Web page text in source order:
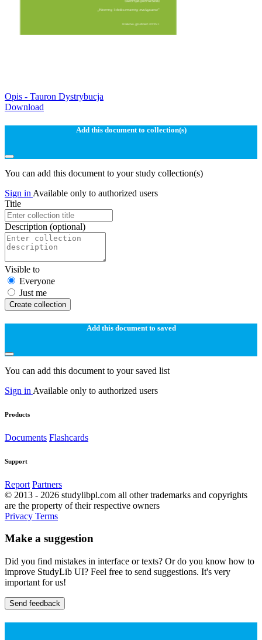
Opis - Tauron Dystrybucja
Download
Add this document to collection(s)
You can add this document to your study collection(s)
Sign in Available only to authorized users
Title
Description (optional)
Visible to
Everyone
Just me
Create collection
Add this document to saved
You can add this document to your saved list
Sign in Available only to authorized users
Products
Documents Flashcards
Support
Report Partners
© 2013 - 2026 studylibpl.com all other trademarks and copyrights
are the property of their respective owners
Privacy Terms
Make a suggestion
Did you find mistakes in interface or texts? Or do you know how to
improve StudyLib UI? Feel free to send suggestions. It's very
important for us!
Send feedback